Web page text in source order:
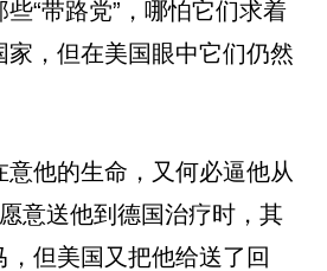
“带路党”，哪怕它们求着
家，但在美国眼中它们仍然
意他的生命，又何必逼他从
意送他到德国治疗时，其
，但美国又把他给送了回